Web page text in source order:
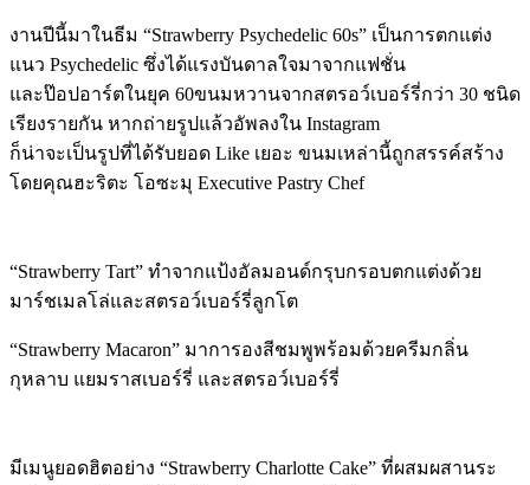
งานปีนี้มาในธีม “Strawberry Psychedelic 60s” เป็นการตกแต่ง
แนว Psychedelic ซึ่งได้แรงบันดาลใจมาจากแฟชั่น
และป๊อปอาร์ตในยุค 60ขนมหวานจากสตรอว์เบอร์รี่กว่า 30 ชนิด
เรียงรายกัน หากถ่ายรูปแล้วอัพลงใน Instagram
ก็น่าจะเป็นรูปที่ได้รับยอด Like เยอะ ขนมเหล่านี้ถูกสรรค์สร้าง
โดยคุณฮะริตะ โอซะมุ Executive Pastry Chef
“Strawberry Tart” ทำจากแป้งอัลมอนด์กรุบกรอบตกแต่งด้วย
มาร์ชเมลโล่และสตรอว์เบอร์รี่ลูกโต
“Strawberry Macaron” มาการองสีชมพูพร้อมด้วยครีมกลิ่น
กุหลาบ แยมราสเบอร์รี่ และสตรอว์เบอร์รี่
มีเมนูยอดฮิตอย่าง “Strawberry Charlotte Cake” ที่ผสมผสานระ